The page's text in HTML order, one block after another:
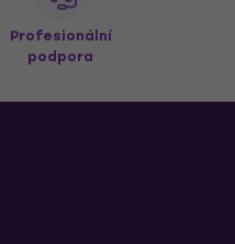
Profesionální
podpora